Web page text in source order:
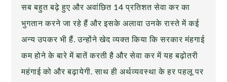
सब बहुत बढ़े हुए और अवांछित 14 प्रतिशत सेवा कर का
भुगतान करने जा रहे हैं और इसके अलावा उनके रास्ते में कई
अन्य उपकर भी हैं. उन्होंने खेद व्यक्त किया कि सरकार मंहगाई
कम होने के बारे में बातें करती है और सेवा कर में यह बढ़ोतरी
महंगाई को और बढ़ायेगी. साथ ही अर्थव्यवस्था के हर पहलू पर